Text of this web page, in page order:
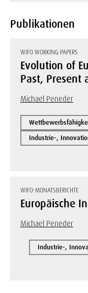
Publikationen
WIFO WORKING PAPERS
Evolution of
Past, Present
Michael Peneder
Industrie-,
WIFO-MONATSBERICHTE
Europäische
Michael Peneder
Industrie-,